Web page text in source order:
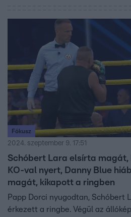
Fókusz
2024. szeptember 9. 17:51
Schóbert Lara elsírta magát,
KO-val nyert, Danny Blue
magát, kikapott a ringben
Papp Dorci nyugodtan, Schóbert
érkezett a ringbe. Végül az